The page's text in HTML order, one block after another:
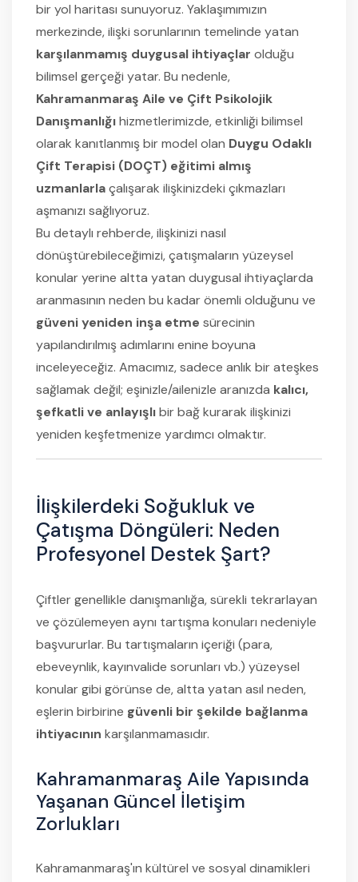
bir yol haritası sunuyoruz. Yaklaşımımızın
merkezinde, ilişki sorunlarının temelinde yatan
karşılanmamış duygusal ihtiyaçlar olduğu
bilimsel gerçeği yatar. Bu nedenle,
Kahramanmaraş Aile ve Çift Psikolojik
Danışmanlığıhizmetlerimizde, etkinliği bilimsel
olarak kanıtlanmış bir model olan Duygu Odaklı
Çift Terapisi (DOÇT) eğitimi almış
uzmanlarlaçalışarak ilişkinizdeki çıkmazları
aşmanızı sağlıyoruz.
Bu detaylı rehberde, ilişkinizi nasıl
dönüştürebileceğimizi, çatışmaların yüzeysel
konular yerine altta yatan duygusal ihtiyaçlarda
aranmasının neden bu kadar önemli olduğunu ve
güveni yeniden inşa etme sürecinin
yapılandırılmış adımlarını enine boyuna
inceleyeceğiz. Amacımız, sadece anlık bir ateşkes
sağlamak değil; eşinizle/ailenizle aranızda kalıcı,
şefkatli ve anlayışlıbir bağ kurarak ilişkinizi
yeniden keşfetmenize yardımcı olmaktır.
İlişkilerdeki Soğukluk ve
Çatışma Döngüleri: Neden
Profesyonel Destek Şart?
Çiftler genellikle danışmanlığa, sürekli tekrarlayan
ve çözülemeyen aynı tartışma konuları nedeniyle
başvururlar. Bu tartışmaların içeriği (para,
ebeveynlik, kayınvalide sorunları vb.) yüzeysel
konular gibi görünse de, altta yatan asıl neden,
eşlerin birbirine güvenli bir şekilde bağlanma
ihtiyacının karşılanmamasıdır.
Kahramanmaraş Aile Yapısında
Yaşanan Güncel İletişim
Zorlukları
Kahramanmaraş'ın kültürel ve sosyal dinamikleri